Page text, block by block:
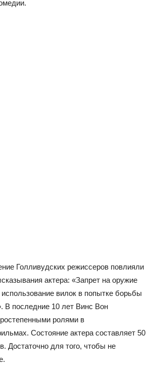
Голливудских режиссеров повлияли
актера: «Запрет на оружие
вилок в попытке борьбы
В последние 10 лет Винс Вон
ролями в
Состояние актера составляет 50
Достаточно для того, чтобы не